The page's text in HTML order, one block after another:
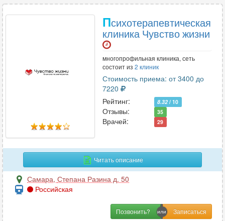
Психотерапевтическая
клиника Чувство жизни
многопрофильная клиника, сеть
состоит из 2 клиник
Стоимость приема: от 3400 до
7220
Рейтинг:
8.32 / 10
Отзывы: 35
Врачей: 29
Читать описание
Самара, Степана Разина д. 50
Российская
Позвонить?